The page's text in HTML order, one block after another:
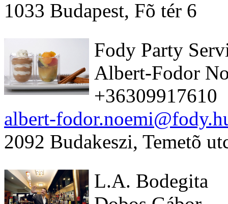
1033 Budapest, Fõ tér 6
Fody Party
Albert-Fodor
+36309917610
albert-
2092 Budakeszi, Temetõ
L.A. Bodegita